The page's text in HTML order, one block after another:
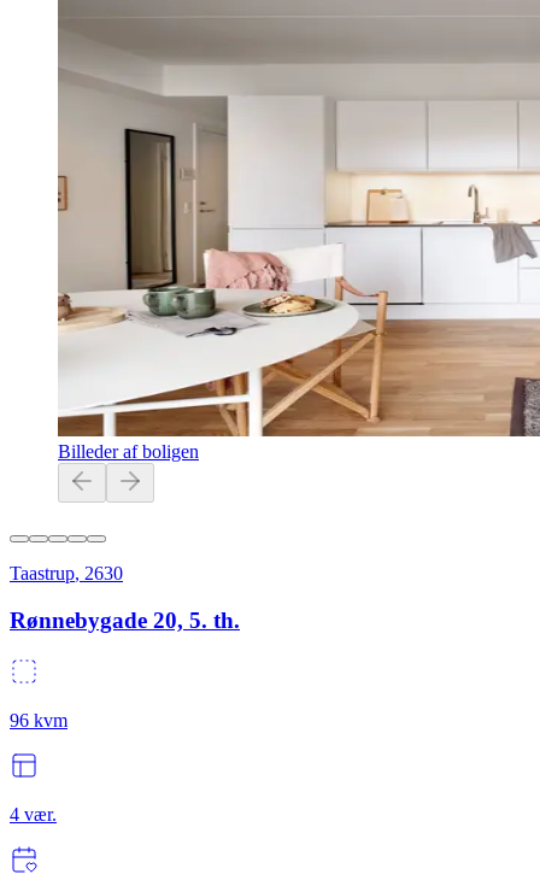
Billeder af boligen
Taastrup, 2630
Rønnebygade 20, 5. th.
96 kvm
4 vær.